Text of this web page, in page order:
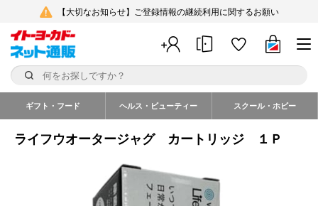
【大切なお知らせ】ご登録情報の継続利用に関するお願い
ギフト・フード ヘルス・ビューティー スクール・ホビー
ライフウオータージャグ カートリッジ １Ｐ